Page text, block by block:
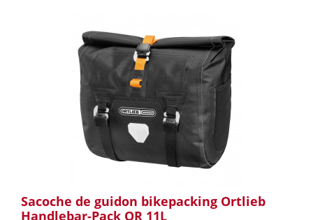
Sacoche de guidon bikepacking Ortlieb
Handlebar-Pack QR 11L